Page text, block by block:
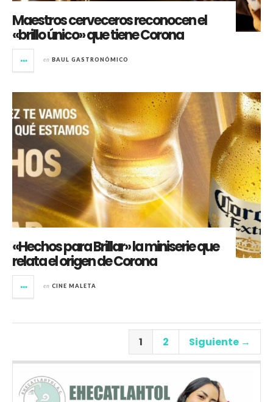
Maestros cerveceros reconocen el
«brillo único» que tiene Corona
en BAUL GASTRONÓMICO
«Hechos para Brillar» la miniserie que
relata el origen de Corona
en CINE MALETA
1 2 Siguiente →